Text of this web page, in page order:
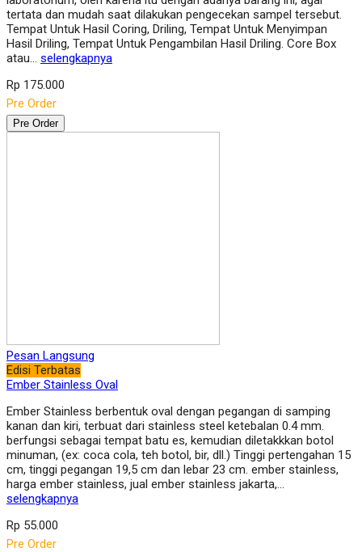
tertata dan mudah saat dilakukan pengecekan sampel tersebut.
Tempat Untuk Hasil Coring, Driling, Tempat Untuk Menyimpan
Hasil Driling, Tempat Untuk Pengambilan Hasil Driling. Core Box
atau… selengkapnya
Rp 175.000
Pre Order
Pre Order
Pesan Langsung
Edisi Terbatas
Ember Stainless Oval
Ember Stainless berbentuk oval dengan pegangan di samping
kanan dan kiri, terbuat dari stainless steel ketebalan 0.4 mm.
berfungsi sebagai tempat batu es, kemudian diletakkkan botol
minuman, (ex: coca cola, teh botol, bir, dll.) Tinggi pertengahan 15
cm, tinggi pegangan 19,5 cm dan lebar 23 cm. ember stainless,
harga ember stainless, jual ember stainless jakarta,…
selengkapnya
Rp 55.000
Pre Order